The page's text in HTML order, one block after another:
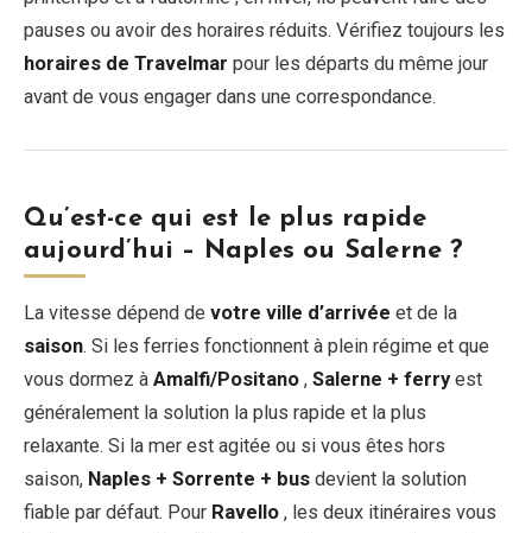
pauses ou avoir des horaires réduits. Vérifiez toujours les
horaires de Travelmar pour les départs du même jour
avant de vous engager dans une correspondance.
Qu’est-ce qui est le plus rapide
aujourd’hui – Naples ou Salerne ?
La vitesse dépend de votre ville d’arrivée et de la
saison. Si les ferries fonctionnent à plein régime et que
vous dormez à Amalfi/Positano , Salerne + ferryest
généralement la solution la plus rapide et la plus
relaxante. Si la mer est agitée ou si vous êtes hors
saison, Naples + Sorrente + bus devient la solution
fiable par défaut. Pour Ravello , les deux itinéraires vous